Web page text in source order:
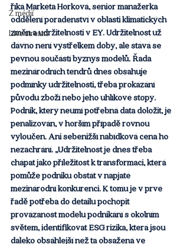
Z médií
Live stream
říká Markéta Horková, senior manažerka
oddělení poradenství v oblasti klimatických
změn a udržitelnosti v EY. Udržitelnost už
dávno není výstřelkem doby, ale stává se
pevnou součástí byznys modelů. Řada
mezinárodních tendrů dnes obsahuje
podmínky udržitelnosti, třeba prokázání
původu zboží nebo jeho uhlíkové stopy.
Podnik, který neumí potřebná data doložit, je
penalizován, v horším případě rovnou
vyloučen. Ani sebenižší nabídková cena ho
nezachrání. „Udržitelnost je dnes třeba
chápat jako příležitost k transformaci, která
pomůže podniku obstát v napjaté
mezinárodní konkurenci. K tomu je v prvé
řadě potřeba do detailu pochopit
provázanost modelu podnikání s okolním
světem, identifikovat ESG rizika, která jsou
daleko obsáhlejší než ta obsažená ve